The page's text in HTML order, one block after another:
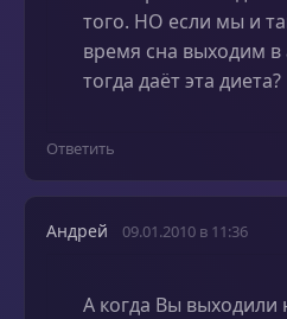
того. НО если мы и
время сна выходим в
тогда даёт эта диета?
Ответить
Андрей 09.01.2010 в 11:36
А когда Вы выходили